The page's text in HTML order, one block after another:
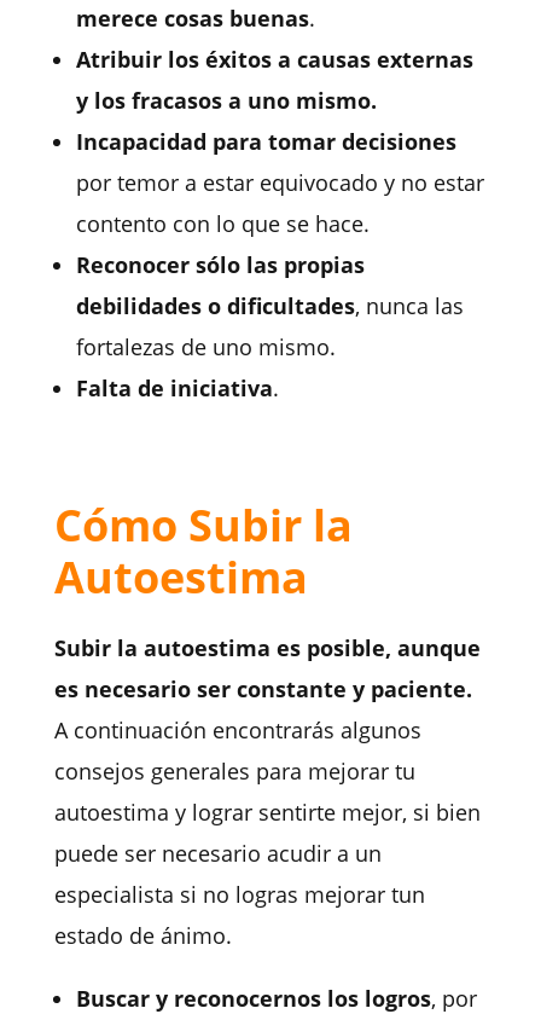
merece cosas buenas.
Atribuir los éxitos a causas externas
y los fracasos a uno mismo.
Incapacidad para tomar decisiones
por temor a estar equivocado y no estar
contento con lo que se hace.
Reconocer sólo las propias
debilidades o dificultades, nunca las
fortalezas de uno mismo.
Falta de iniciativa.
Cómo Subir la
Autoestima
Subir la autoestima es posible, aunque
es necesario ser constante y paciente.
A continuación encontrarás algunos
consejos generales para mejorar tu
autoestima y lograr sentirte mejor, si bien
puede ser necesario acudir a un
especialista si no logras mejorar tun
estado de ánimo.
Buscar y reconocernos los logros, por